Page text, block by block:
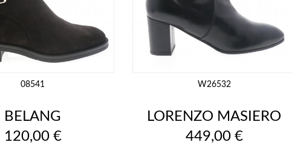
08541
BELANG
Prix
120,00 €
W26532
LORENZO MASIERO
Prix
449,00 €